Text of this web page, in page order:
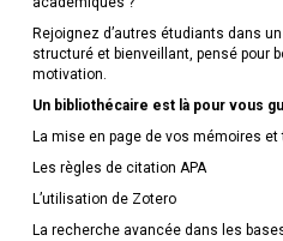
Rejoignez d’autres étudiants dans
structuré et bienveillant, pensé pour
motivation.
Un bibliothécaire est là pour vous
La mise en page de vos mémoires et
Les règles de citation APA
L’utilisation de Zotero
La recherche avancée dans les